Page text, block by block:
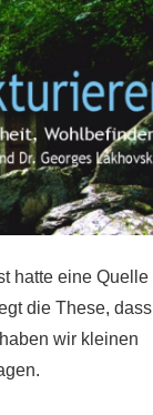
hatte eine Quelle
die These, dass
wir kleinen